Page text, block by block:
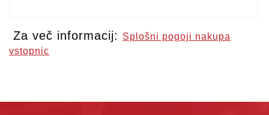
Za več informacij:
Splošni pogoji nakupa
vstopnic